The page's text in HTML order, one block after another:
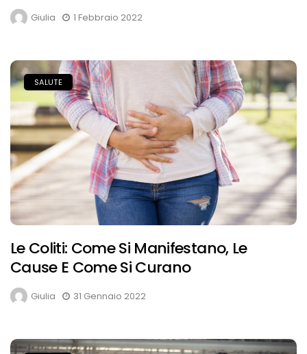
Giulia 1 Febbraio 2022
SALUTE
Le Coliti: Come Si Manifestano, Le
Cause E Come Si Curano
Giulia 31 Gennaio 2022